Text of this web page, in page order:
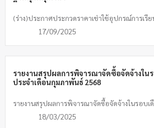
(ร่าง)ประกาศประกวดราคาเช่าใช้อุปกรณ์การเรี
17/09/2025
รายงานสรุปผลการพิจารณาจัดซื้อจัดจ้างใน
ประจำเดือนกุมภาพันธ์ 2568
รายงานสรุปผลการพิจารณาจัดซื้อจัดจ้างในรอบเ
18/03/2025